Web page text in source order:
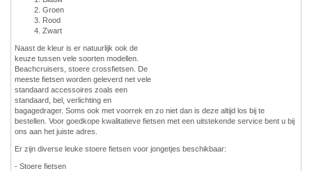
Groen
Rood
Zwart
Naast de kleur is er natuurlijk ook de
keuze tussen vele soorten modellen.
Beachcruisers, stoere crossfietsen. De
meeste fietsen worden geleverd net vele
standaard accessoires zoals een
standaard, bel, verlichting en
bagagedrager. Soms ook met voorrek en zo niet dan is deze altijd los bij te
bestellen. Voor goedkope kwalitatieve fietsen met een uitstekende service bent u bij
ons aan het juiste adres.
Er zijn diverse leuke stoere fietsen voor jongetjes beschikbaar:
- Stoere fietsen